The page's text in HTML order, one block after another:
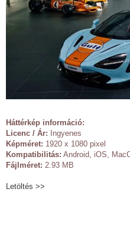
Háttérkép információ:
Licenc / Ár: Ingyenes
Képméret: 1920 x 1080 pixel
Kompatibilitás: Android, iOS,
Fájlméret: 2.93 MB
Letöltés >>